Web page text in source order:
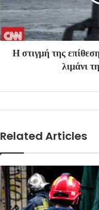
Η στιγμή της
λιμάνι
Related Articles